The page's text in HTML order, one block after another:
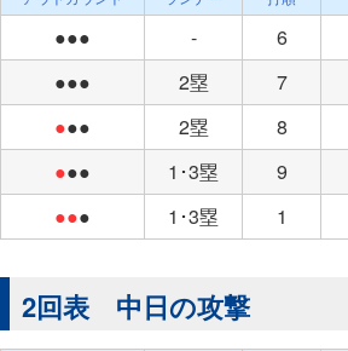
●●● - 6
●●●
2塁 7
●●● 2塁 8
●●● 1･3塁 9
●●● 1･3塁 1
2回表 中日の攻撃